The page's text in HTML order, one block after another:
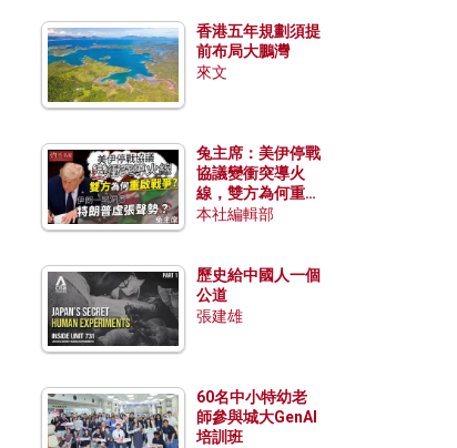
香港五年規劃須提
前布局大鵬灣
來文
兔主席：美伊停戰
協議變衝突導火
線，雙方為何重啟
戰爭？伊朗一早洞
本社編輯部
歷史給中國人一個
公道
張建雄
60名中小特幼老
師參與城大GenAI
培訓班